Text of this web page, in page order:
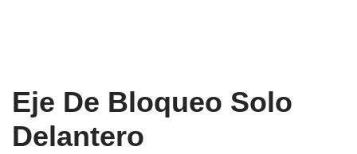
Eje De Bloqueo Solo
Delantero